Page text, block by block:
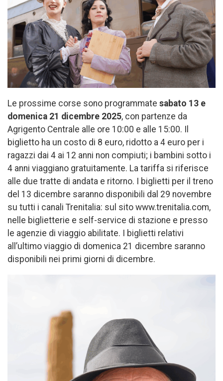
Le prossime corse sono programmate sabato 13 e
domenica 21 dicembre 2025, con partenze da
Agrigento Centrale alle ore 10:00 e alle 15:00. Il
biglietto ha un costo di 8 euro, ridotto a 4 euro per i
ragazzi dai 4 ai 12 anni non compiuti; i bambini sotto i
4 anni viaggiano gratuitamente. La tariffa si riferisce
alle due tratte di andata e ritorno. I biglietti per il treno
del 13 dicembre saranno disponibili dal 29 novembre
su tutti i canali Trenitalia: sul sito www.trenitalia.com,
nelle biglietterie e self-service di stazione e presso
le agenzie di viaggio abilitate. I biglietti relativi
all’ultimo viaggio di domenica 21 dicembre saranno
disponibili nei primi giorni di dicembre.